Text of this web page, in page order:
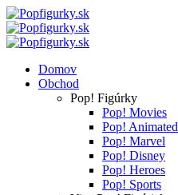
Domov
Obchod
Pop! Figúrky
Pop! Movies
Pop! Animated
Pop! Marvel
Pop! Disney
Pop! Heroes
Pop! Sports